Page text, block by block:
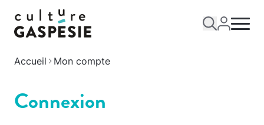
Accueil Mon compte
Connexion